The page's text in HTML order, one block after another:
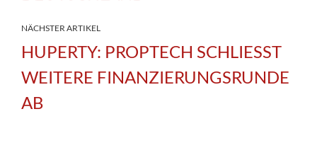
NÄCHSTER ARTIKEL
HUPERTY: PROPTECH SCHLIESST
WEITERE FINANZIERUNGSRUNDE
AB